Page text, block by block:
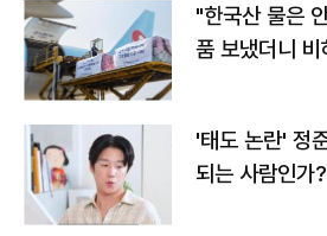
"한국산 물은
품 보냈더니
'태도 논란' 정
되는 사람인가